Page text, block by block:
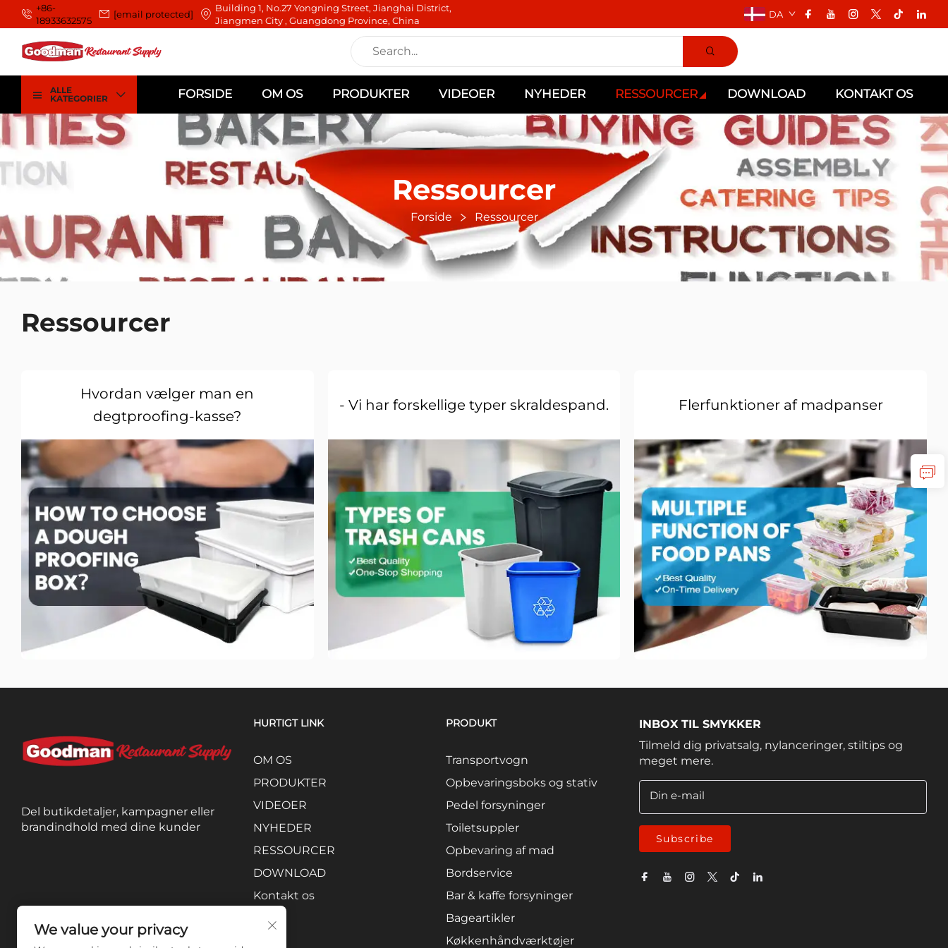
+86-
18933632575
[email protected]
Building 1, No.27 Yongning Street, Jianghai District,
Jiangmen City , Guangdong Province, China
DA
ALLE
KATEGORIER
FORSIDE OM OS PRODUKTER VIDEOER NYHEDER RESSOURCER DOWNLOAD KONTAKT OS
Ressourcer
Forside Ressourcer
Ressourcer
Hvordan vælger man en
degtproofing-kasse?
- Vi har forskellige typer skraldespand. Flerfunktioner af madpanser
Del butikdetaljer, kampagner eller
brandindhold med dine kunder
HURTIGT LINK
OM OS
PRODUKTER
VIDEOER
NYHEDER
RESSOURCER
DOWNLOAD
Kontakt os
PRODUKT
Transportvogn
Opbevaringsboks og stativ
Pedel forsyninger
Toiletsuppler
Opbevaring af mad
Bordservice
Bar & kaffe forsyninger
Bageartikler
Køkkenhåndværktøjer
INBOX TIL SMYKKER
Tilmeld dig privatsalg, nylanceringer, stiltips og
meget mere.
Din e-mail
Subscribe
We value your privacy